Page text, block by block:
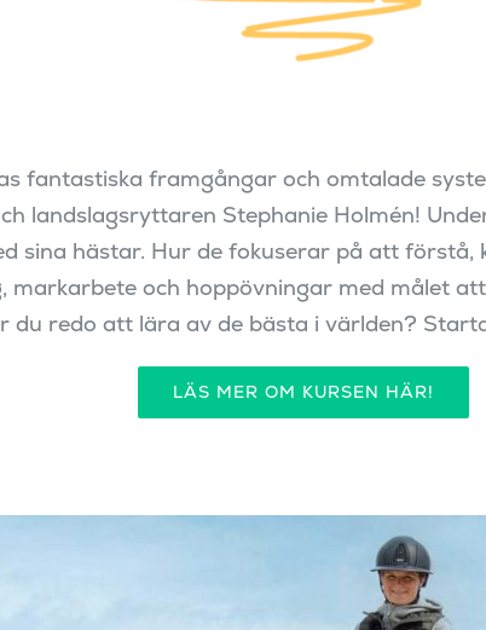
fantastiska framgångar och omtalade
landslagsryttaren Stephanie Holmén!
sina hästar. Hur de fokuserar på att förstå,
och hoppövningar med målet
du redo att lära av de bästa i världen?
LÄS MER OM KURSEN HÄR!